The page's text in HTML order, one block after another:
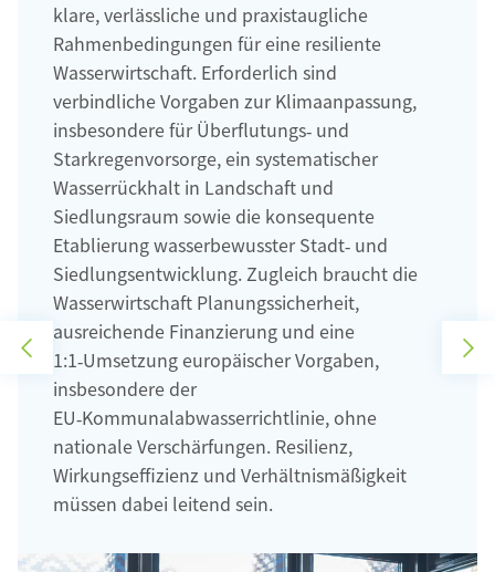
klare, verlässliche und praxistaugliche
Rahmenbedingungen für eine resiliente
Wasserwirtschaft. Erforderlich sind
verbindliche Vorgaben zur Klimaanpassung,
insbesondere für Überflutungs‑ und
Starkregenvorsorge, ein systematischer
Wasserrückhalt in Landschaft und
Siedlungsraum sowie die konsequente
Etablierung wasserbewusster Stadt‑ und
Siedlungsentwicklung. Zugleich braucht die
Wasserwirtschaft Planungssicherheit,
ausreichende Finanzierung und eine
1:1‑Umsetzung europäischer Vorgaben,
insbesondere der
EU‑Kommunalabwasserrichtlinie, ohne
nationale Verschärfungen. Resilienz,
Wirkungseffizienz und Verhältnismäßigkeit
müssen dabei leitend sein.
V
o
i
N
ä
e